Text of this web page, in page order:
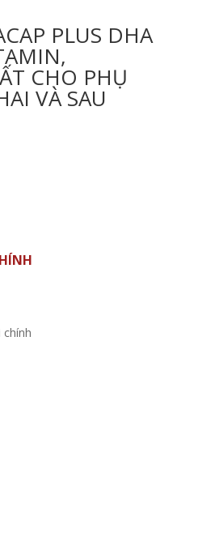
PLUS DHA
CHO PHỤ
VÀ SAU